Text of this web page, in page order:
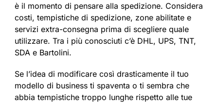
è il momento di pensare alla spedizione. Considera
costi, tempistiche di spedizione, zone abilitate e
servizi extra-consegna prima di scegliere quale
utilizzare. Tra i più conosciuti c’è DHL, UPS, TNT,
SDA e Bartolini.
Se l’idea di modificare così drasticamente il tuo
modello di business ti spaventa o ti sembra che
abbia tempistiche troppo lunghe rispetto alle tue